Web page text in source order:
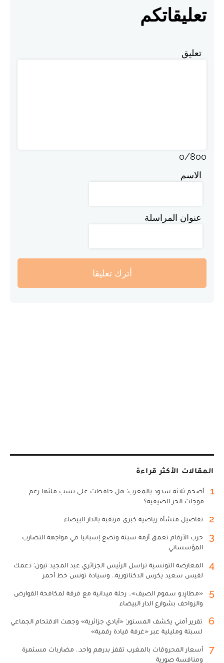
تعليقاتكم
تعليق
0/800
الاسم
عنوان المراسلة
أترك تعليقا
المقالات الأكثر قراءة
1
أضخم ثلاثة سدود بالمغرب: هل حافظت على نسب ملئها رغم
موجات الحر الصيفية؟
2 تفاصيل منشأة رياضية كبرى مرتقبة بالدار البيضاء
3
حرب الأرقام تعمق أزمة سبتة وتضع إسبانيا في مواجهة التضارب
المؤسساتي
4
المعارضة التونسية تراسل الرئيس الجزائري عبد المجيد تبون: دعمك
لقيس سعيد يكرس الدكتاتورية.. وسيادة تونس خط أحمر
5
«مطارِدو سموم الصيف».. رحلة ميدانية مع فرقة لمكافحة القوارض
والزواحف بشوارع الدار البيضاء
6
تقرير أمني يكشف المستور: «أيادي جزائرية» وجهت الاقتحام الجماعي
لسبتة ومليلية عبر «غرفة قيادة رقمية»
7
أسعار المحروقات بالمغرب تقفز بدرهم واحد.. مضاربات مستمرة
ومنافسة صورية